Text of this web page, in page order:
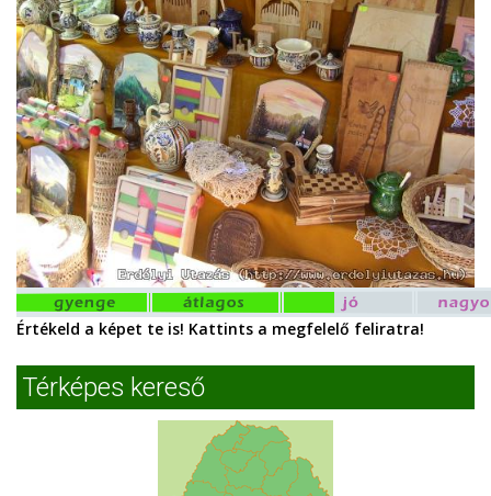
Értékeld a képet te is! Kattints a megfelelő feliratra!
Térképes kereső